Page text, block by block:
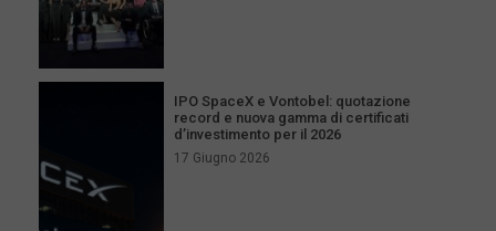
IPO SpaceX e Vontobel: quotazione
record e nuova gamma di certificati
d’investimento per il 2026
17 Giugno 2026